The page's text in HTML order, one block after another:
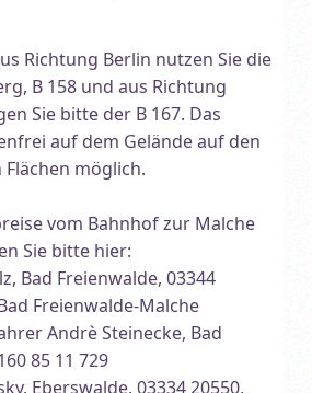
Richtung Berlin nutzen Sie die
B 158 und aus Richtung
Sie bitte der B 167. Das
auf dem Gelände auf den
möglich.
vom Bahnhof zur Malche
Sie bitte hier:
Bad Freienwalde, 03344
Freienwalde-Malche
Andrè Steinecke, Bad
85 11 729
Eberswalde, 03334 20550,